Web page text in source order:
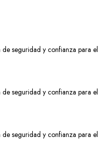
seguridad y confianza para el
seguridad y confianza para el
seguridad y confianza para el